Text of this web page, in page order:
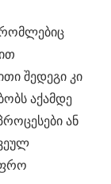
შედეგი კი
აქამდე
ან